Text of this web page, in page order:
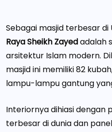
Sebagai masjid terbesar di
Raya Sheikh Zayedadalah
arsitektur Islam modern.
masjid ini memiliki 82
lampu-lampu gantung
Interiornya dihiasi dengan
terbesar di dunia dan